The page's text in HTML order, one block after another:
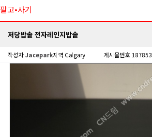
팔고•사기
저당밥솥 전자레인지밥솥
작성자Jacepark지역 Calgary 게시물번호 187853